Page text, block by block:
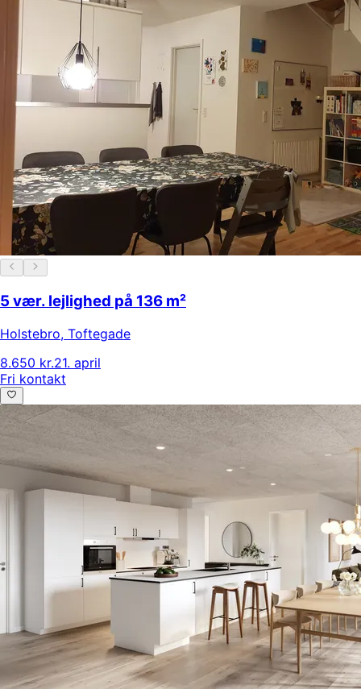
5 vær. lejlighed på 136 m²
Holstebro, Toftegade
8.650 kr.21. april
Fri kontakt